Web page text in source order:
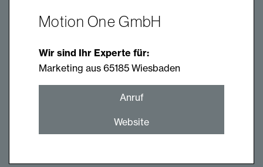
Motion One GmbH
Wir sind Ihr Experte für:
Marketing aus 65185 Wiesbaden
Anruf
Website